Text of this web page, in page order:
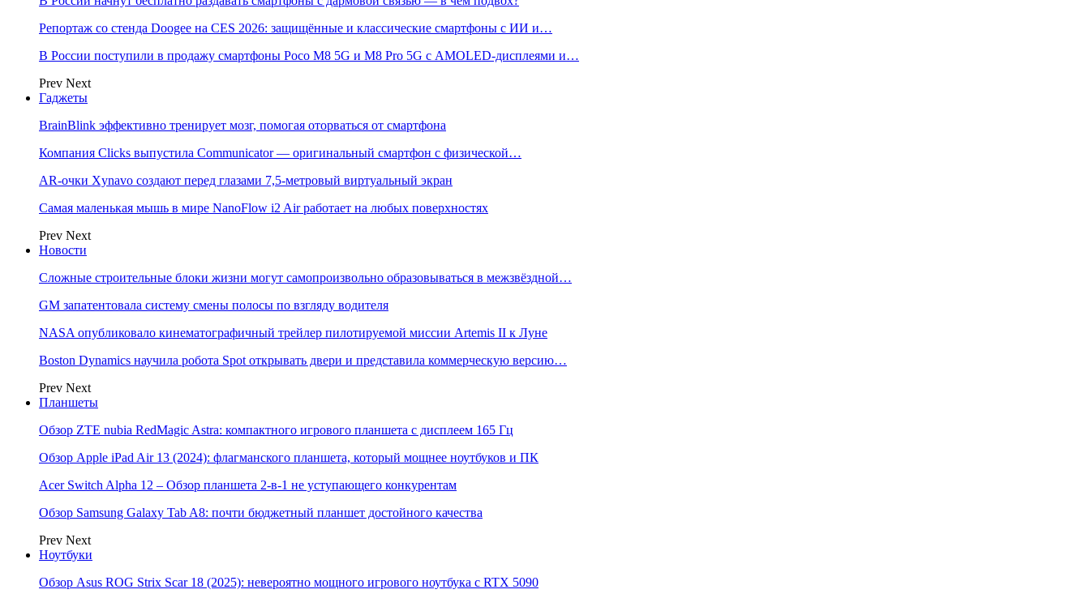
Репортаж со стенда Doogee на CES 2026: защищённые и классические смартфоны с ИИ и…
В России поступили в продажу смартфоны Poco M8 5G и M8 Pro 5G с AMOLED-дисплеями и…
Prev Next
Гаджеты
BrainBlink эффективно тренирует мозг, помогая оторваться от смартфона
Компания Clicks выпустила Communicator — оригинальный смартфон с физической…
AR-очки Xynavo создают перед глазами 7,5-метровый виртуальный экран
Самая маленькая мышь в мире NanoFlow i2 Air работает на любых поверхностях
Prev Next
Новости
Сложные строительные блоки жизни могут самопроизвольно образовываться в межзвёздной…
GM запатентовала систему смены полосы по взгляду водителя
NASA опубликовало кинематографичный трейлер пилотируемой миссии Artemis II к Луне
Boston Dynamics научила робота Spot открывать двери и представила коммерческую версию…
Prev Next
Планшеты
Обзор ZTE nubia RedMagic Astra: компактного игрового планшета с дисплеем 165 Гц
Обзор Apple iPad Air 13 (2024): флагманского планшета, который мощнее ноутбуков и ПК
Acer Switch Alpha 12 – Обзор планшета 2-в-1 не уступающего конкурентам
Обзор Samsung Galaxy Tab A8: почти бюджетный планшет достойного качества
Prev Next
Ноутбуки
Обзор Asus ROG Strix Scar 18 (2025): невероятно мощного игрового ноутбука с RTX 5090